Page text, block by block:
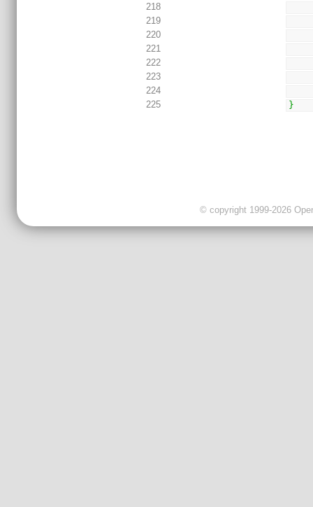
218
219
220
221
222
223
224
225
}
© copyright 1999-2026